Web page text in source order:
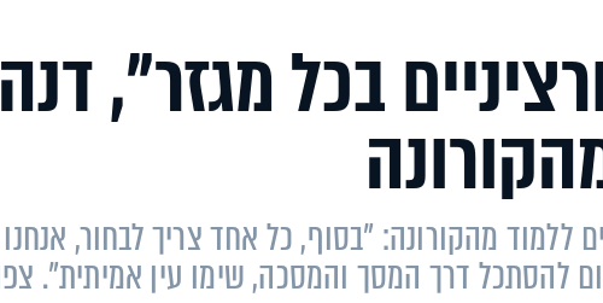
בכל מגזר", דנה
ללמוד מהקורונה: "בסוף, כל אחד צריך לבחור, אנחנו
להסתכל דרך המסך והמסכה, שימו עין אמיתית".